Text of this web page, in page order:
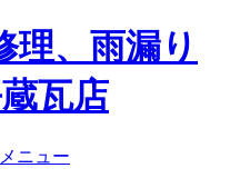
ニュー